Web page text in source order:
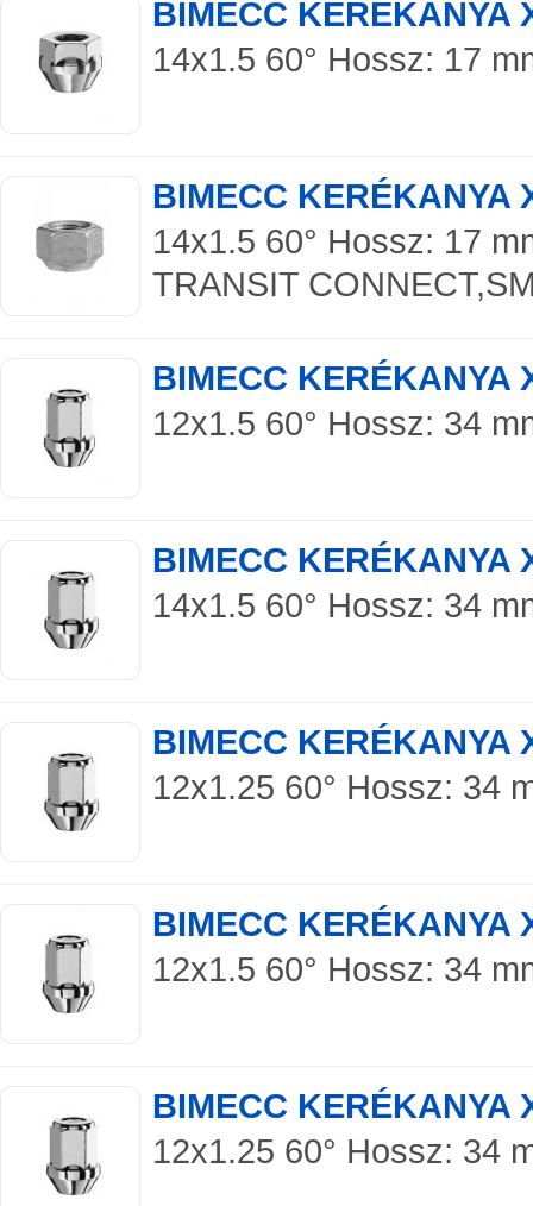
BIMECC KERÉKANYA
14x1.5 60° Hossz: 17
BIMECC KERÉKANYA
14x1.5 60° Hossz: 17
TRANSIT
BIMECC KERÉKANYA
12x1.5 60° Hossz: 34
BIMECC KERÉKANYA
14x1.5 60° Hossz: 34
BIMECC KERÉKANYA
12x1.25 60° Hossz: 34
BIMECC KERÉKANYA
12x1.5 60° Hossz: 34
BIMECC KERÉKANYA
12x1.25 60° Hossz: 34